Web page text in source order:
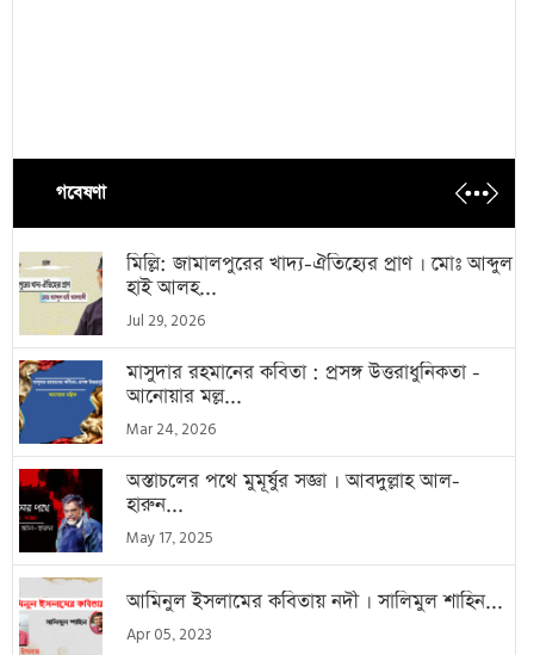
গবেষণা
মিল্লি: জামালপুরের খাদ্য-ঐতিহ্যের প্রাণ । মোঃ আব্দুল
হাই আলহ...
Jul 29, 2026
মাসুদার রহমানের কবিতা : প্রসঙ্গ উত্তরাধুনিকতা -
আনোয়ার মল্ল...
Mar 24, 2026
অস্তাচলের পথে মুমূর্ষুর সজ্ঞা । আবদুল্লাহ আল-
হারুন...
May 17, 2025
আমিনুল ইসলামের কবিতায় নদী । সালিমুল শাহিন...
Apr 05, 2023